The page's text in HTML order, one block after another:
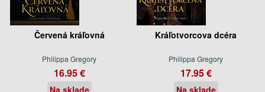
Červená kráľovná
Philippa Gregory
16.95 €
Na sklade
Kráľotvorcova dcéra
Philippa Gregory
17.95 €
Na sklade